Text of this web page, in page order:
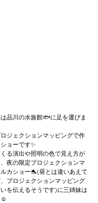
品川の水族館🐟に足を運びま
ジェクションマッピングで作
ョーです✨
る演出や照明の色で見え方が
夜の限定プロジェクションマ
カショー🐬(昼とは違いあえて
プロジェクションマッピング
を伝えるそうです)に三姉妹は
☺️